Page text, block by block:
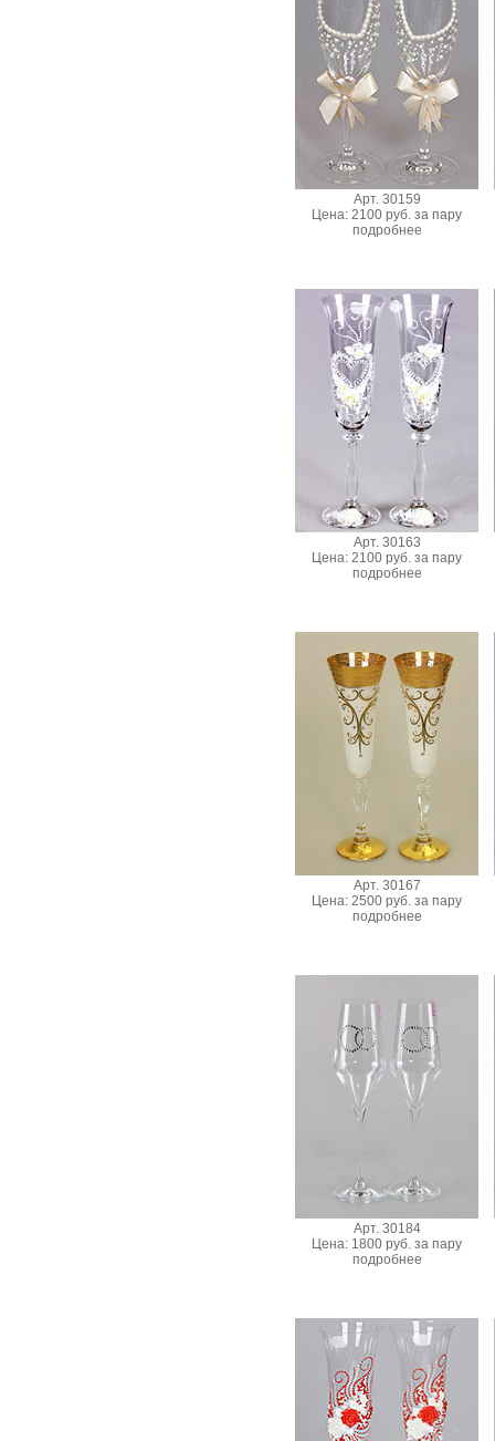
Арт. 30159
Цена: 2100 руб. за пару
подробнее
Арт. 30163
Цена: 2100 руб. за пару
подробнее
Арт. 30167
Цена: 2500 руб. за пару
подробнее
Арт. 30184
Цена: 1800 руб. за пару
подробнее